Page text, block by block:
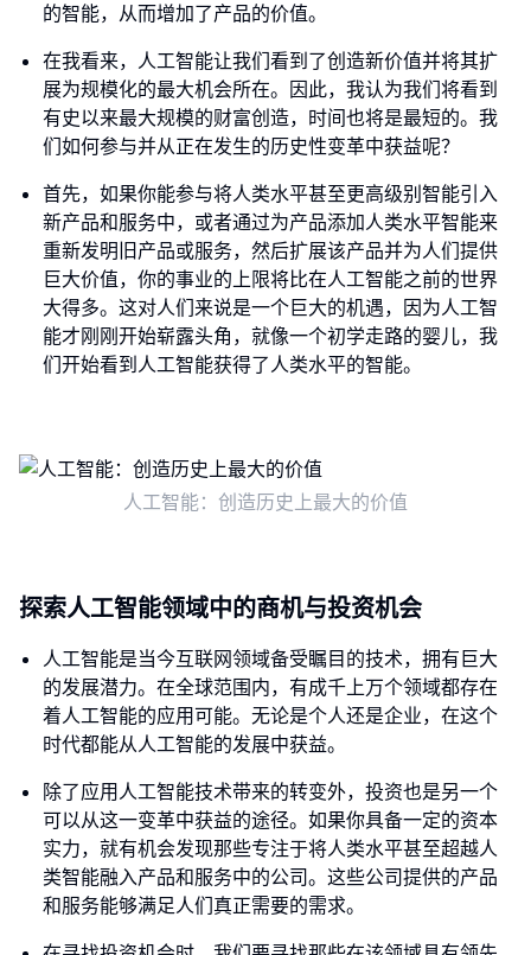
的智能，从而增加了产品的价值。
在我看来，人工智能让我们看到了创造新价值并将其扩
展为规模化的最大机会所在。因此，我认为我们将看到
有史以来最大规模的财富创造，时间也将是最短的。我
们如何参与并从正在发生的历史性变革中获益呢？
首先，如果你能参与将人类水平甚至更高级别智能引入
新产品和服务中，或者通过为产品添加人类水平智能来
重新发明旧产品或服务，然后扩展该产品并为人们提供
巨大价值，你的事业的上限将比在人工智能之前的世界
大得多。这对人们来说是一个巨大的机遇，因为人工智
能才刚刚开始崭露头角，就像一个初学走路的婴儿，我
们开始看到人工智能获得了人类水平的智能。
人工智能：创造历史上最大的价值
探索人工智能领域中的商机与投资机会
人工智能是当今互联网领域备受瞩目的技术，拥有巨大
的发展潜力。在全球范围内，有成千上万个领域都存在
着人工智能的应用可能。无论是个人还是企业，在这个
时代都能从人工智能的发展中获益。
除了应用人工智能技术带来的转变外，投资也是另一个
可以从这一变革中获益的途径。如果你具备一定的资本
实力，就有机会发现那些专注于将人类水平甚至超越人
类智能融入产品和服务中的公司。这些公司提供的产品
和服务能够满足人们真正需要的需求。